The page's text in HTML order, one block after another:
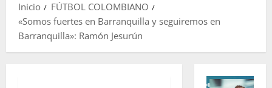
Inicio
FÚTBOL COLOMBIANO
«Somos fuertes en Barranquilla y seguiremos en
Barranquilla»: Ramón Jesurún